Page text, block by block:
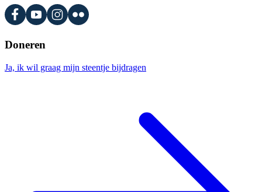
Doneren
Ja, ik wil graag mijn steentje bijdragen